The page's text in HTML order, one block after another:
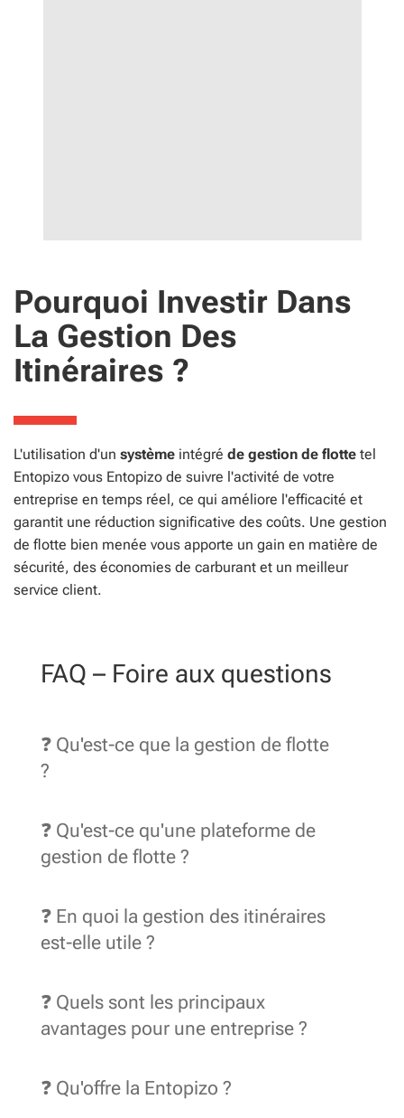
Pourquoi Investir Dans
La Gestion Des
Itinéraires ?
L'utilisation d'un système intégré de gestion de flotte tel
Entopizo vous Entopizo de suivre l'activité de votre
entreprise en temps réel, ce qui améliore l'efficacité et
garantit une réduction significative des coûts. Une gestion
de flotte bien menée vous apporte un gain en matière de
sécurité, des économies de carburant et un meilleur
service client.
FAQ – Foire aux questions
❓ Qu'est-ce que la gestion de flotte
?
❓ Qu'est-ce qu'une plateforme de
gestion de flotte ?
❓ En quoi la gestion des itinéraires
est-elle utile ?
❓ Quels sont les principaux
avantages pour une entreprise ?
❓ Qu'offre la Entopizo ?